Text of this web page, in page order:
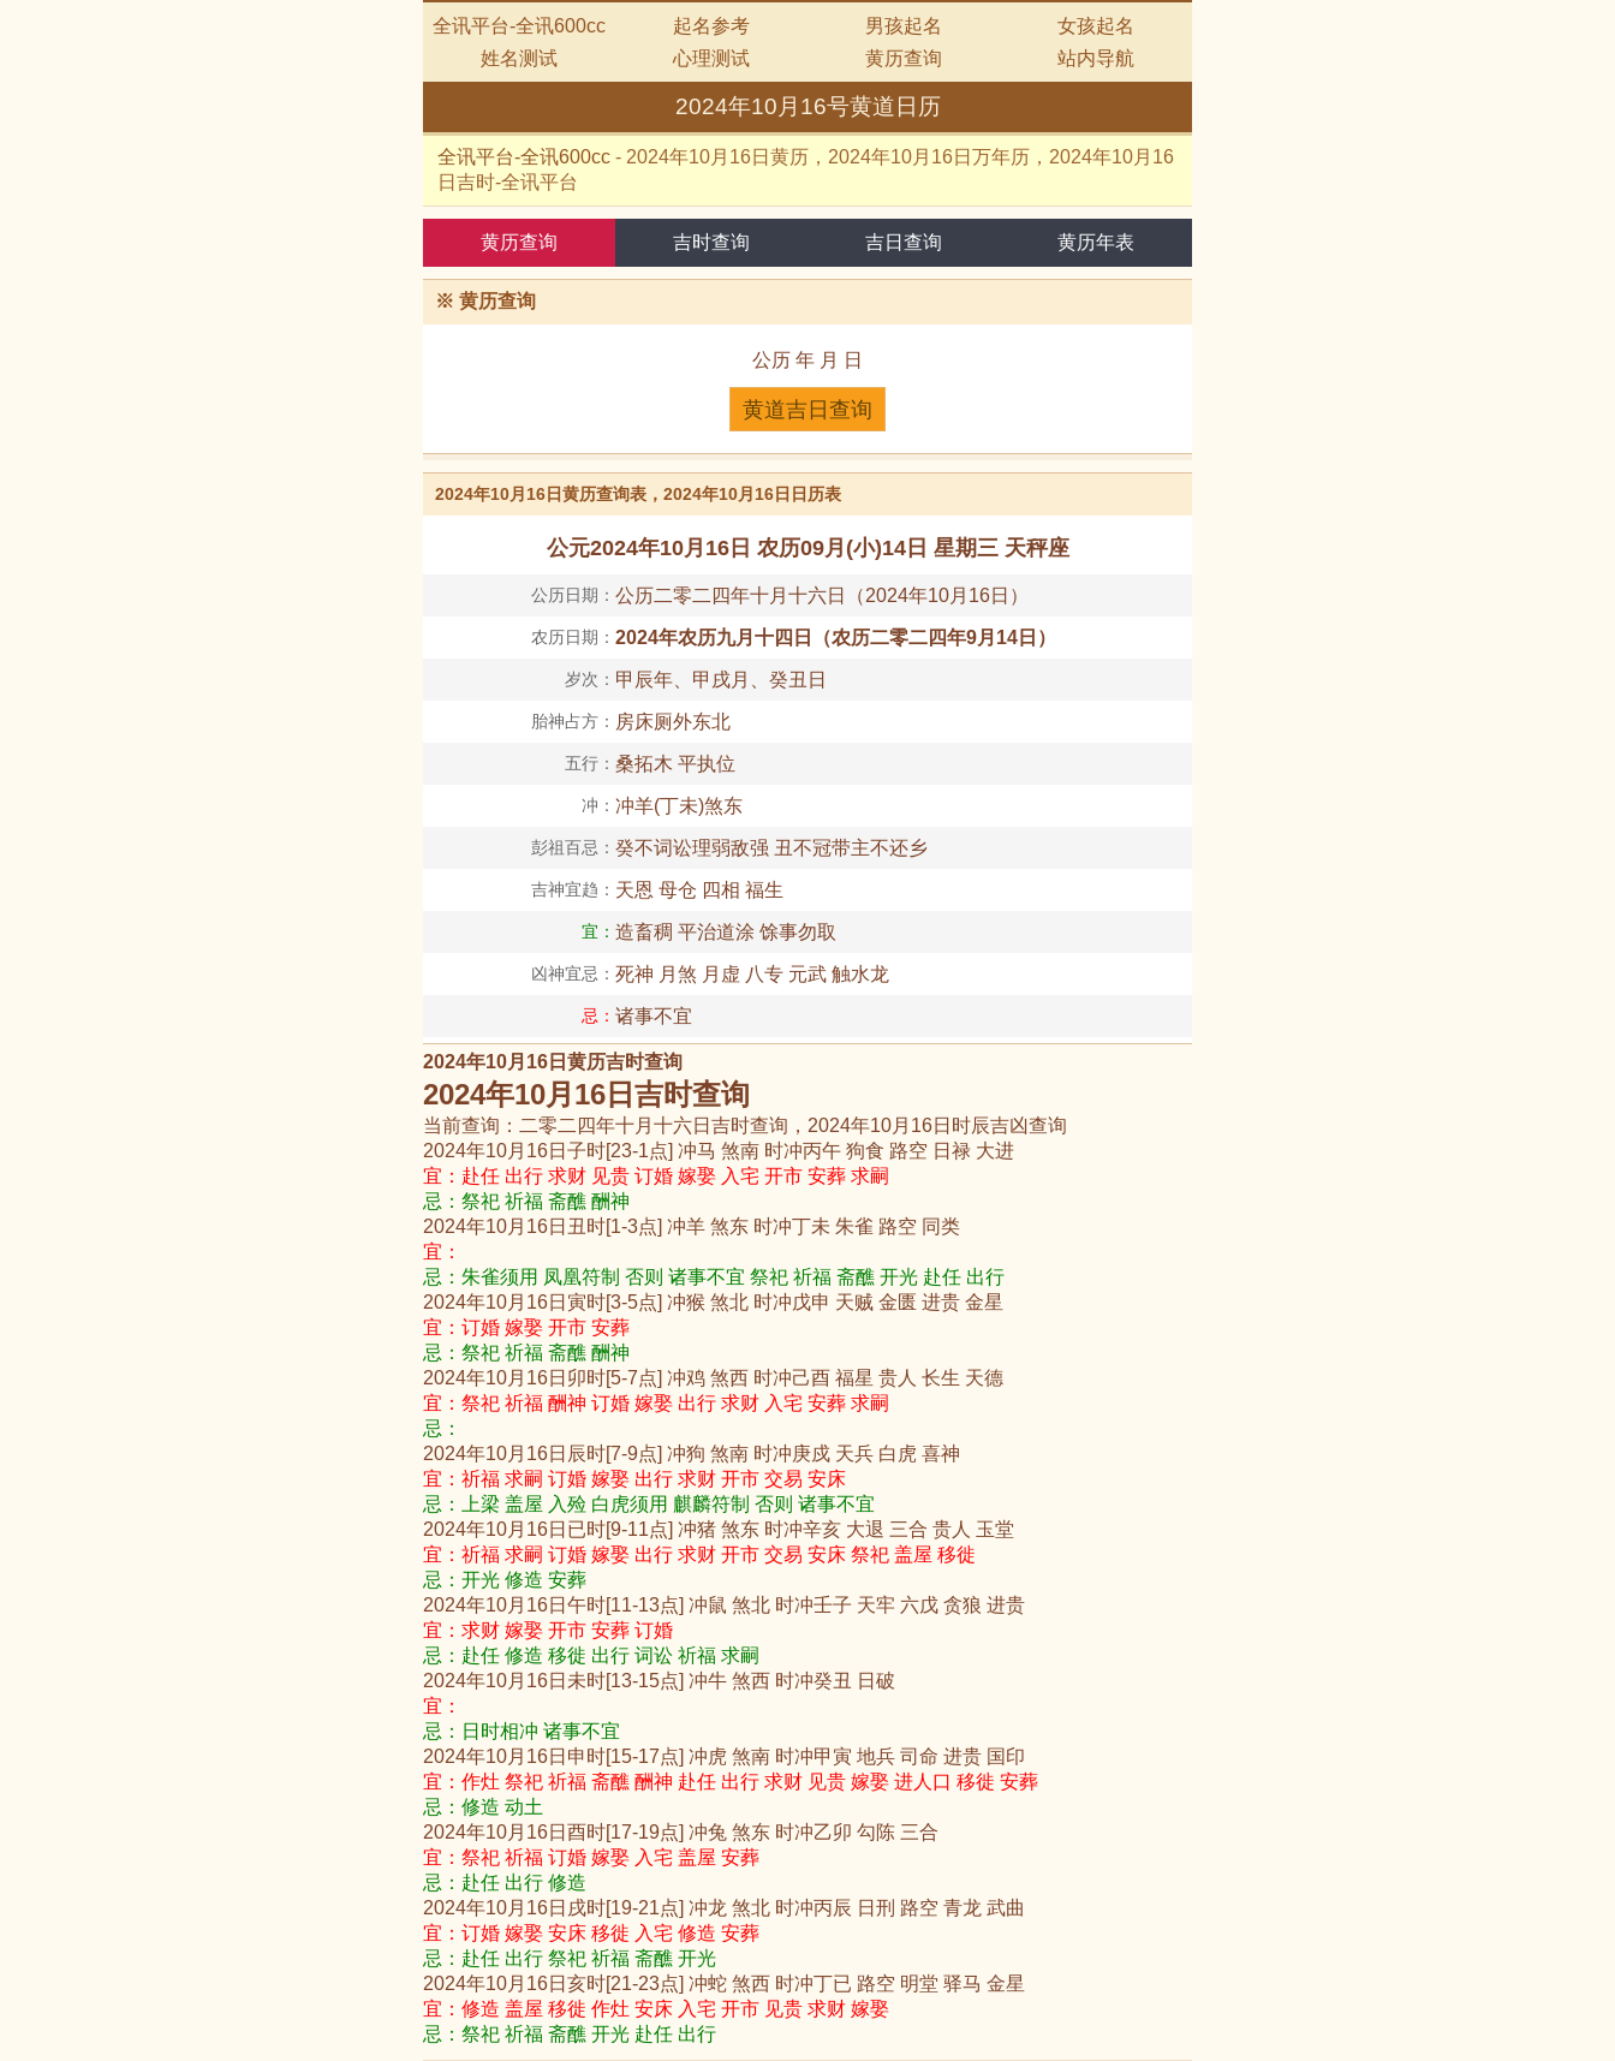
全讯平台-全讯600cc 起名参考 男孩起名
女孩起名
姓名测试
心理测试 黄历查询 站内导航
2024年10月16号黄道日历
全讯平台-全讯600cc - 2024年10月16日黄历，2024年10月16日万年历，2024年10月16
日吉时-全讯平台
黄历查询 吉时查询 吉日查询 黄历年表
※ 黄历查询
公历 年 月 日
2024年10月16日黄历查询表，2024年10月16日日历表
公元2024年10月16日 农历09月(小)14日 星期三 天秤座
公历日期： 公历二零二四年十月十六日（2024年10月16日）
农历日期： 2024年农历九月十四日（农历二零二四年9月14日）
岁次： 甲辰年、甲戌月、癸丑日
胎神占方： 房床厕外东北
五行： 桑拓木 平执位
冲： 冲羊(丁未)煞东
彭祖百忌： 癸不词讼理弱敌强 丑不冠带主不还乡
吉神宜趋： 天恩 母仓 四相 福生
宜： 造畜稠 平治道涂 馀事勿取
凶神宜忌： 死神 月煞 月虚 八专 元武 触水龙
忌： 诸事不宜
2024年10月16日黄历吉时查询
2024年10月16日吉时查询
当前查询：二零二四年十月十六日吉时查询，2024年10月16日时辰吉凶查询
2024年10月16日子时[23-1点] 冲马 煞南 时冲丙午 狗食 路空 日禄 大进
宜：赴任 出行 求财 见贵 订婚 嫁娶 入宅 开市 安葬 求嗣
忌：祭祀 祈福 斋醮 酬神
2024年10月16日丑时[1-3点] 冲羊 煞东 时冲丁未 朱雀 路空 同类
宜：
忌：朱雀须用 凤凰符制 否则 诸事不宜 祭祀 祈福 斋醮 开光 赴任 出行
2024年10月16日寅时[3-5点] 冲猴 煞北 时冲戊申 天贼 金匮 进贵 金星
宜：订婚 嫁娶 开市 安葬
忌：祭祀 祈福 斋醮 酬神
2024年10月16日卯时[5-7点] 冲鸡 煞西 时冲己酉 福星 贵人 长生 天德
宜：祭祀 祈福 酬神 订婚 嫁娶 出行 求财 入宅 安葬 求嗣
忌：
2024年10月16日辰时[7-9点] 冲狗 煞南 时冲庚戍 天兵 白虎 喜神
宜：祈福 求嗣 订婚 嫁娶 出行 求财 开市 交易 安床
忌：上梁 盖屋 入殓 白虎须用 麒麟符制 否则 诸事不宜
2024年10月16日已时[9-11点] 冲猪 煞东 时冲辛亥 大退 三合 贵人 玉堂
宜：祈福 求嗣 订婚 嫁娶 出行 求财 开市 交易 安床 祭祀 盖屋 移徙
忌：开光 修造 安葬
2024年10月16日午时[11-13点] 冲鼠 煞北 时冲壬子 天牢 六戊 贪狼 进贵
宜：求财 嫁娶 开市 安葬 订婚
忌：赴任 修造 移徙 出行 词讼 祈福 求嗣
2024年10月16日未时[13-15点] 冲牛 煞西 时冲癸丑 日破
宜：
忌：日时相冲 诸事不宜
2024年10月16日申时[15-17点] 冲虎 煞南 时冲甲寅 地兵 司命 进贵 国印
宜：作灶 祭祀 祈福 斋醮 酬神 赴任 出行 求财 见贵 嫁娶 进人口 移徙 安葬
忌：修造 动土
2024年10月16日酉时[17-19点] 冲兔 煞东 时冲乙卯 勾陈 三合
宜：祭祀 祈福 订婚 嫁娶 入宅 盖屋 安葬
忌：赴任 出行 修造
2024年10月16日戌时[19-21点] 冲龙 煞北 时冲丙辰 日刑 路空 青龙 武曲
宜：订婚 嫁娶 安床 移徙 入宅 修造 安葬
忌：赴任 出行 祭祀 祈福 斋醮 开光
2024年10月16日亥时[21-23点] 冲蛇 煞西 时冲丁已 路空 明堂 驿马 金星
宜：修造 盖屋 移徙 作灶 安床 入宅 开市 见贵 求财 嫁娶
忌：祭祀 祈福 斋醮 开光 赴任 出行